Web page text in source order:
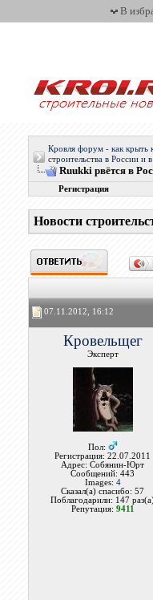
В
Кровля форум - как крыть
строительства в России и
Ruukki рвётся в
Регистрация
Новости
07.11.2012, 16:12
Кровельщег
Эксперт
Пол:
Регистрация: 22.07.2011
Адрес: Собянин-Юрт
Сообщений: 443
Images: 4
Сказал(а) спасибо: 57
Поблагодарили: 147
Репутация: 9411